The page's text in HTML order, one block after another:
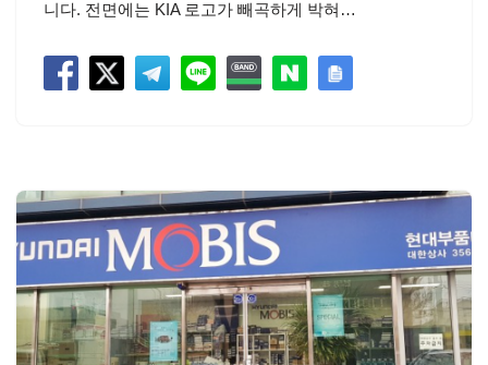
니다. 전면에는 KIA 로고가 빼곡하게 박혀…